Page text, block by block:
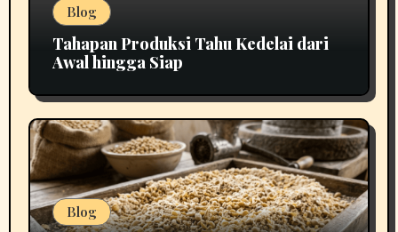
Blog
Tahapan Produksi Tahu Kedelai dari
Awal hingga Siap
Blog